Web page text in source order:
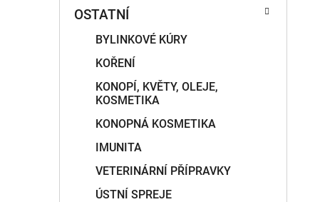
OSTATNÍ
BYLINKOVÉ KÚRY
KOŘENÍ
KONOPÍ, KVĚTY, OLEJE,
KOSMETIKA
KONOPNÁ KOSMETIKA
IMUNITA
VETERINÁRNÍ PŘÍPRAVKY
ÚSTNÍ SPREJE